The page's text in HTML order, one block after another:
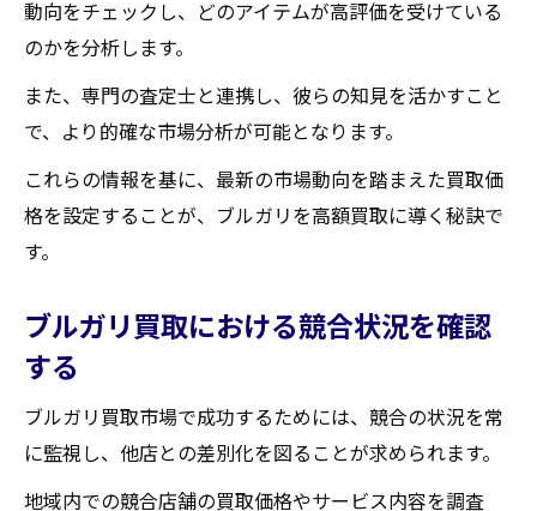
動向をチェックし、どのアイテムが高評価を受けている
のかを分析します。
また、専門の査定士と連携し、彼らの知見を活かすこと
で、より的確な市場分析が可能となります。
これらの情報を基に、最新の市場動向を踏まえた買取価
格を設定することが、ブルガリを高額買取に導く秘訣で
す。
ブルガリ買取における競合状況を確認
する
ブルガリ買取市場で成功するためには、競合の状況を常
に監視し、他店との差別化を図ることが求められます。
地域内での競合店舗の買取価格やサービス内容を調査